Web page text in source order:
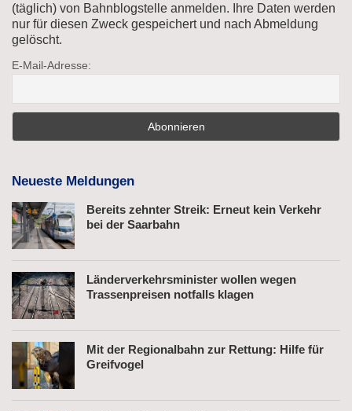
(täglich) von Bahnblogstelle anmelden. Ihre Daten werden
nur für diesen Zweck gespeichert und nach Abmeldung
gelöscht.
E-Mail-Adresse:
Neueste Meldungen
Bereits zehnter Streik: Erneut kein Verkehr
bei der Saarbahn
Länderverkehrsminister wollen wegen
Trassenpreisen notfalls klagen
Mit der Regionalbahn zur Rettung: Hilfe für
Greifvogel